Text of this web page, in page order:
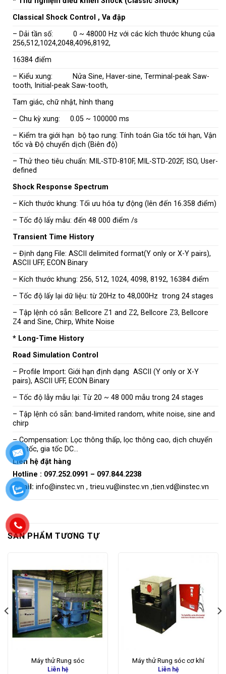
Classical Shock Control , Va đập
– Dải tần số: 0 ~ 48000 Hz với các kích thước khung của
256,512,1024,2048,4096,8192,
16384 điểm
– Kiểu xung: Nửa Sine, Haver-sine, Terminal-peak Saw-
tooth, Initial-peak Saw-tooth,
Tam giác, chữ nhật, hình thang
– Chu kỳ xung: 0.05 ~ 100000 ms
– Kiểm tra giới hạn bộ tạo rung: Tính toán Gia tốc tới hạn, Vận
tốc và Độ chuyển dịch (Biên độ)
– Thử theo tiêu chuẩn: MIL-STD-810F, MIL-STD-202F, ISO, User-
defined
Shock Response Spectrum
– Kích thước khung: Tối ưu hóa tự động (lên đến 16.358 điểm)
– Tốc độ lấy mẫu: đến 48 000 điểm /s
Transient Time History
– Định dạng File: ASCII delimited format(Y only or X-Y pairs),
ASCII UFF, ECON Binary
– Kích thước khung: 256, 512, 1024, 4098, 8192, 16384 điểm
– Tốc độ lấy lại dữ liệu: từ 20Hz to 48,000Hz trong 24 stages
– Tập lệnh có sẵn: Bellcore Z1 and Z2, Bellcore Z3, Bellcore
Z4 and Sine, Chirp, White Noise
* Long-Time History
Road Simulation Control
– Profile Import: Giới hạn định dạng ASCII (Y only or X-Y
pairs), ASCII UFF, ECON Binary
– Tốc độ lẫy mẫu lại: Từ 20 ~ 48 000 mẫu trong 24 stages
– Tập lệnh có sẵn: band-limited random, white noise, sine and
chirp
– Compensation: Lọc thông thấp, lọc thông cao, dịch chuyển
vận tốc, gia tốc DC…
Liên hệ đặt hàng
Hotline : 097.252.0991 – 097.844.2238
Email: info@instec.vn , trieu.vu@instec.vn ,tien.vd@instec.vn
SẢN PHẨM TƯƠNG TỰ
Máy thử Rung sóc
Liên hệ
Máy thử Rung sóc cơ khí
Liên hệ